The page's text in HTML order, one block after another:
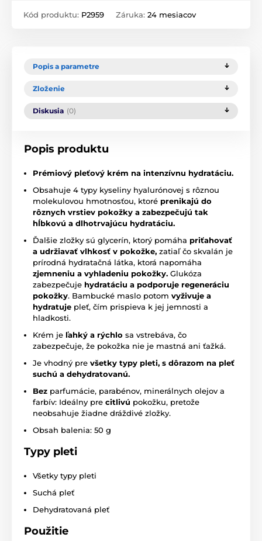
Kód produktu: P2959 Záruka: 24 mesiacov
Popis a parametre
Zloženie
Diskusia (0)
Popis produktu
Prémiový pleťový krém na intenzívnu hydratáciu.
Obsahuje 4 typy kyseliny hyalurónovej s rôznou
molekulovou hmotnosťou, ktoré prenikajú do
rôznych vrstiev pokožky a zabezpečujú tak
hĺbkovú a dlhotrvajúcu hydratáciu.
Ďalšie zložky sú glycerín, ktorý pomáha priťahovať
a udržiavať vlhkosť v pokožke, zatiaľ čo skvalán je
prírodná hydratačná látka, ktorá napomáha
zjemneniu a vyhladeniu pokožky. Glukóza
zabezpečuje hydratáciu a podporuje regeneráciu
pokožky. Bambucké maslo potom vyživuje a
hydratuje pleť, čím prispieva k jej jemnosti a
hladkosti.
Krém je ľahký a rýchlo sa vstrebáva, čo
zabezpečuje, že pokožka nie je mastná ani ťažká.
Je vhodný pre všetky typy pleti, s dôrazom na pleť
suchú a dehydratovanú.
Bez parfumácie, parabénov, minerálnych olejov a
farbív: Ideálny pre citlivú pokožku, pretože
neobsahuje žiadne dráždivé zložky.
Obsah balenia: 50 g
Typy pleti
Všetky typy pleti
Suchá pleť
Dehydratovaná pleť
Použitie